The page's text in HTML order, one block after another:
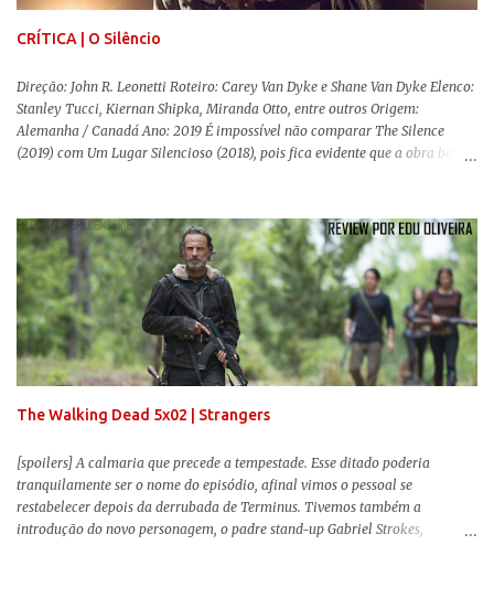
CRÍTICA | O Silêncio
Direção: John R. Leonetti Roteiro: Carey Van Dyke e Shane Van Dyke Elenco:
Stanley Tucci, Kiernan Shipka, Miranda Otto, entre outros Origem:
Alemanha / Canadá Ano: 2019 É impossível não comparar The Silence
(2019) com Um Lugar Silencioso (2018), pois fica evidente que a obra bebe
reproduzir alguns elementos que consograram a obra de John Krasinski
(The Office). Aqui os “monstros” com audições aguçadas eram seres da
Terra que estavam presos por séculos em uma caverna recém descoberta,
libertando-os pelo mundo. O espectador acompanha uma família que tem
uma pequena vantagem em relação às outras pessoas. Adivinhem? Sabem
viver em silêncio pelo fato da filha mais velha ser surda. Para aqueles que
amam filmes com temática apocalíptica, a produção pode até funcionar
como entretenimento mediano. Todo o cenário de fuga, pânico col...
The Walking Dead 5x02 | Strangers
[spoilers] A calmaria que precede a tempestade. Esse ditado poderia
tranquilamente ser o nome do episódio, afinal vimos o pessoal se
restabelecer depois da derrubada de Terminus. Tivemos também a
introdução do novo personagem, o padre stand-up Gabriel Strokes,